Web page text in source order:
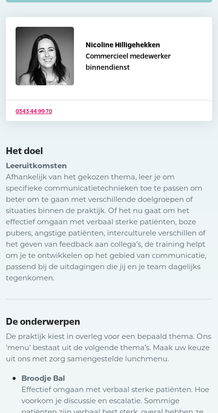
Het doel
Leeruitkomsten
Afhankelijk van het gekozen thema, leer je om
specifieke communicatietechnieken toe te passen om
beter om te gaan met verschillende doelgroepen of
situaties binnen de praktijk. Of het nu gaat om het
effectief omgaan met verbaal sterke patiënten, boze
pubers, angstige patiënten, interculturele verschillen of
het geven van feedback aan collega’s, de training helpt
om je te ontwikkelen op het gebied van communicatie,
passend bij de uitdagingen die jij en je team dagelijks
tegenkomen.
De onderwerpen
De praktijk kiest in overleg voor een bepaald thema. Ons
‘menu’ bestaat uit de volgende thema’s. Maak uw keuze
uit ons met zorg samengestelde lunchmenu.
Broodje Bal
Effectief omgaan met verbaal sterke patiënten. Hoe
voorkom je discussie en escalatie. Sommige
Nicoline Hilligehekken
Commercieel medewerker
binnendienst
0343 44 99 70